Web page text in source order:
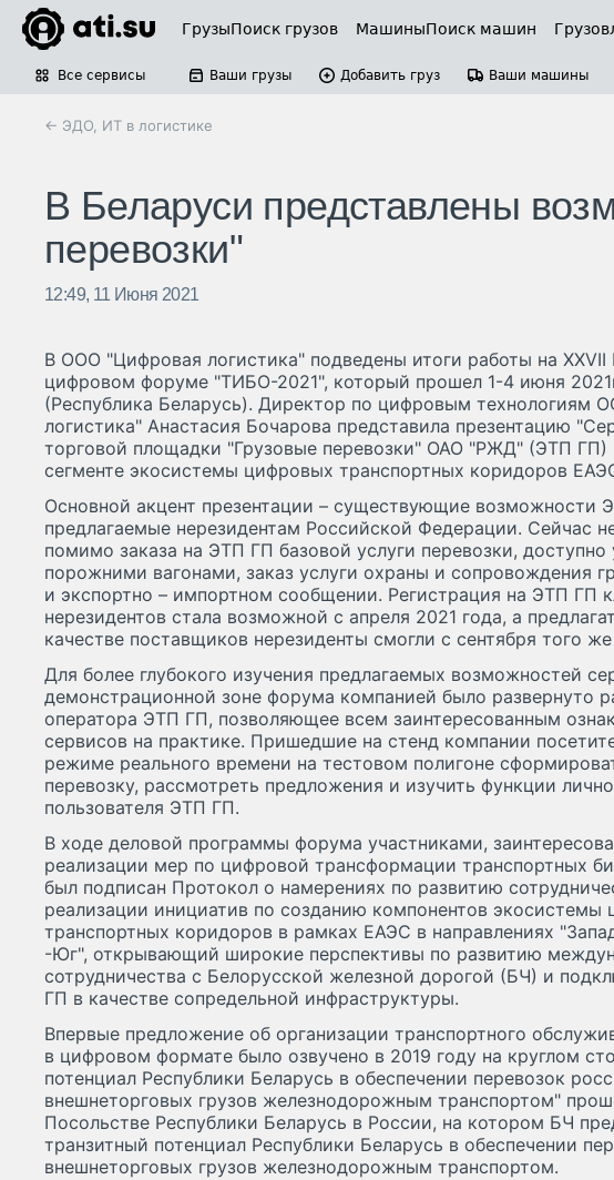
ГрузыПоиск грузов МашиныПоиск машин
Все сервисы Ваши грузы Добавить груз Ваши машины
← ЭДО, ИТ в логистике
В Беларуси представлены
перевозки"
12:49, 11 Июня 2021
В ООО "Цифровая логистика" подведены итоги работы на
цифровом форуме "ТИБО-2021", который прошел 1-4 июня
(Республика Беларусь). Директор по цифровым технологиям
логистика" Анастасия Бочарова представила презентацию
торговой площадки "Грузовые перевозки" ОАО "РЖД" (ЭТП ГП)
сегменте экосистемы цифровых транспортных коридоров
Основной акцент презентации – существующие возможности
предлагаемые нерезидентам Российской Федерации. Сейчас
помимо заказа на ЭТП ГП базовой услуги перевозки, доступно
порожними вагонами, заказ услуги охраны и сопровождения
и экспортно – импортном сообщении. Регистрация на ЭТП ГП
нерезидентов стала возможной с апреля 2021 года, а
качестве поставщиков нерезиденты смогли с сентября того же
Для более глубокого изучения предлагаемых возможностей
демонстрационной зоне форума компанией было развернуто
оператора ЭТП ГП, позволяющее всем заинтересованным
сервисов на практике. Пришедшие на стенд компании
режиме реального времени на тестовом полигоне
перевозку, рассмотреть предложения и изучить функции
пользователя ЭТП ГП.
В ходе деловой программы форума участниками,
реализации мер по цифровой трансформации транспортных
был подписан Протокол о намерениях по развитию
реализации инициатив по созданию компонентов экосистемы
транспортных коридоров в рамках ЕАЭС в направлениях
-Юг", открывающий широкие перспективы по развитию
сотрудничества с Белорусской железной дорогой (БЧ) и
ГП в качестве сопредельной инфраструктуры.
Впервые предложение об организации транспортного
в цифровом формате было озвучено в 2019 году на круглом
потенциал Республики Беларусь в обеспечении перевозок
внешнеторговых грузов железнодорожным транспортом"
Посольстве Республики Беларусь в России, на котором БЧ
транзитный потенциал Республики Беларусь в обеспечении
внешнеторговых грузов железнодорожным транспортом.